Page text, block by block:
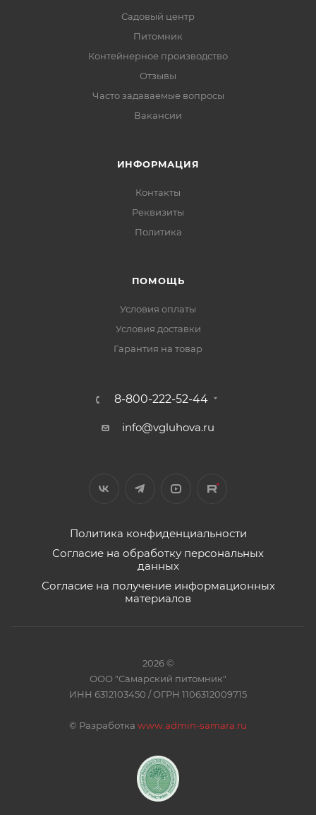
Садовый центр
Питомник
Контейнерное производство
Отзывы
Часто задаваемые вопросы
Вакансии
ИНФОРМАЦИЯ
Контакты
Реквизиты
Политика
ПОМОЩЬ
Условия оплаты
Условия доставки
Гарантия на товар
8-800-222-52-44
info@vgluhova.ru
Политика конфиденциальности
Согласие на обработку персональных
данных
Согласие на получение информационных
материалов
2026 ©
ООО "Самарский питомник"
ИНН 6312103450 / ОГРН 1106312009715
© Разработка www.admin-samara.ru